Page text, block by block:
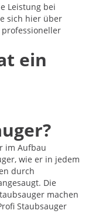
Leistung bei
sich hier über
ein
im Aufbau
wie er in jedem
durch
Die
machen
Staubsauger